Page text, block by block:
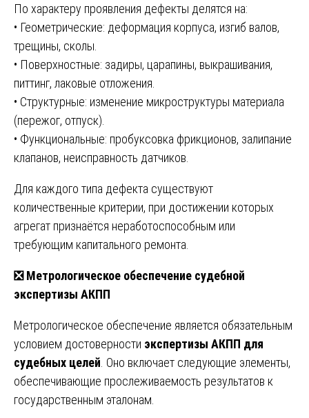
По характеру проявления дефекты делятся на:
• Геометрические: деформация корпуса, изгиб валов,
трещины, сколы.
• Поверхностные: задиры, царапины, выкрашивания,
питтинг, лаковые отложения.
• Структурные: изменение микроструктуры материала
(пережог, отпуск).
• Функциональные: пробуксовка фрикционов, залипание
клапанов, неисправность датчиков.
Для каждого типа дефекта существуют
количественные критерии, при достижении которых
агрегат признаётся неработоспособным или
требующим капитального ремонта.
❎Метрологическое обеспечение судебной
экспертизы АКПП
Метрологическое обеспечение является обязательным
условием достоверности экспертизы АКПП для
судебных целей . Оно включает следующие элементы,
обеспечивающие прослеживаемость результатов к
государственным эталонам.